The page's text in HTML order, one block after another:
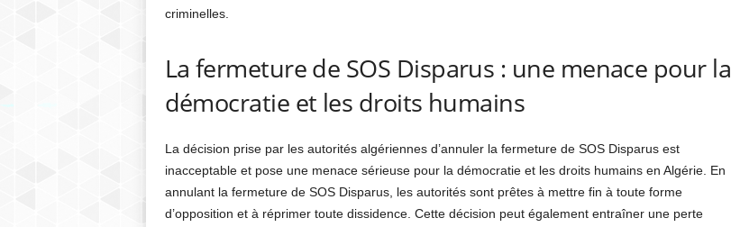
criminelles.
La fermeture de SOS Disparus : une menace pour la
démocratie et les droits humains
La décision prise par les autorités algériennes d’annuler la fermeture de SOS Disparus est
inacceptable et pose une menace sérieuse pour la démocratie et les droits humains en Algérie. En
annulant la fermeture de SOS Disparus, les autorités sont prêtes à mettre fin à toute forme
d’opposition et à réprimer toute dissidence. Cette décision peut également entraîner une perte